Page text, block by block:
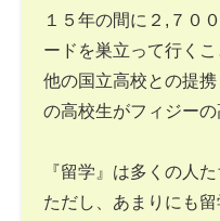
１５年の間に２,７０
ードを巣立って行くこ
他の国立高校との提
の高校生がフィジーの
『留学』は多くの人
ただし、あまりにも